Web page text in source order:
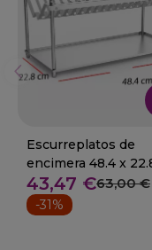
Escurreplatos de
encimera 48.4 x
06-051602
43,47 €63,00 €
-31%